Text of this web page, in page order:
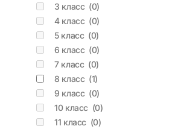
3 класс (0)
4 класс (0)
5 класс (0)
6 класс (0)
7 класс (0)
8 класс (1)
9 класс (0)
10 класс (0)
11 класс (0)